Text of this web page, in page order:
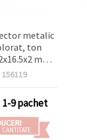
metalic
ton
mm,
- 2 buc,
156119
1-9 pachet
CANTITATE